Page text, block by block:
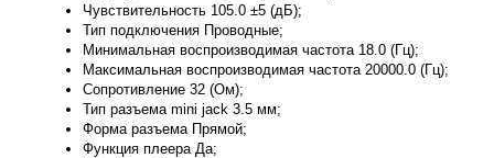
Чувствительность 105.0 ±5 (дБ);
Тип подключения Проводные;
Минимальная воспроизводимая частота 18.0 (Гц);
Максимальная воспроизводимая частота 20000.0 (Гц);
Сопротивление 32 (Ом);
Тип разъема mini jack 3.5 мм;
Форма разъема Прямой;
Функция плеера Да;